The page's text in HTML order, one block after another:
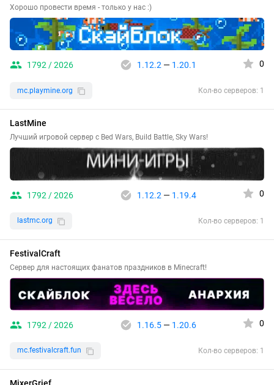
Хорошо провести время - только у нас :)
1792 / 2026 1.12.2— 1.20.1 0
mc.playmine.org Кол-во серверов: 1
LastMine
Лучший игровой сервер с Bed Wars, Build Battle, Sky Wars!
1792 / 2026 1.12.2 — 1.19.4 0
lastmc.org Кол-во серверов: 1
FestivalCraft
Сервер для настоящих фанатов праздников в Minecraft!
1792 / 2026 1.16.5— 1.20.6 0
mc.festivalcraft.fun Кол-во серверов: 1